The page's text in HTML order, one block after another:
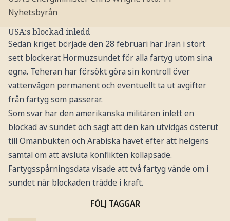
Nyhetsbyrån
USA:s blockad inledd
Sedan kriget började den 28 februari har Iran i stort
sett blockerat Hormuzsundet för alla fartyg utom sina
egna. Teheran har försökt göra sin kontroll över
vattenvägen permanent och eventuellt ta ut avgifter
från fartyg som passerar.
Som svar har den amerikanska militären inlett en
blockad av sundet och sagt att den kan utvidgas österut
till Omanbukten och Arabiska havet efter att helgens
samtal om att avsluta konflikten kollapsade.
Fartygsspårningsdata visade att två fartyg vände om i
sundet när blockaden trädde i kraft.
FÖLJ TAGGAR